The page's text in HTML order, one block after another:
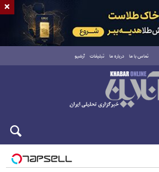
تماس با ما درباره ما تبلیغات آرشیو
×